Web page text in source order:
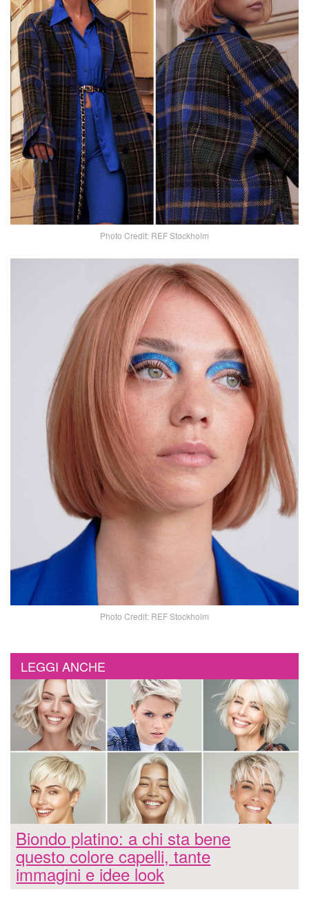
Photo Credit: REF Stockholm
Photo Credit: REF Stockholm
LEGGI ANCHE
Biondo platino: a chi sta bene
questo colore capelli, tante
immagini e idee look